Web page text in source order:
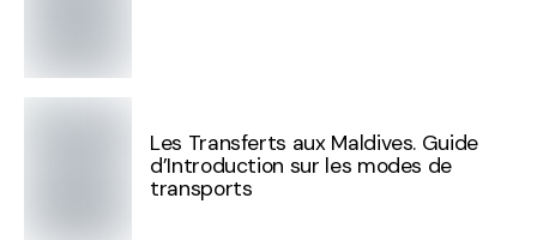
Les Transferts aux Maldives. Guide
d’Introduction sur les modes de
transports